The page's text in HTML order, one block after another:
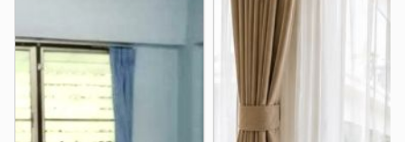
กรมบังคับคดี
แยกบางขุนนนท์ 3.0 กม.